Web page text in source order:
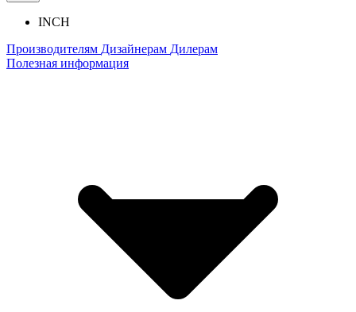
INCH
Производителям Дизайнерам Дилерам
Полезная информация